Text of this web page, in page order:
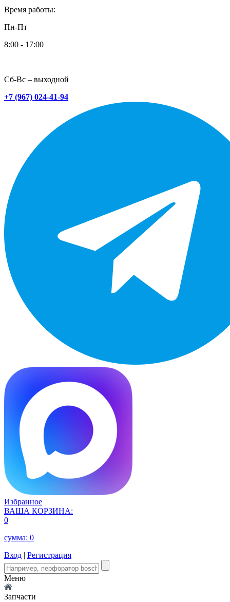
Время работы:
Пн-Пт
8:00 - 17:00
Сб-Вс – выходной
+7 (967) 024-41-94
Избранное
ВАША КОРЗИНА:
0
сумма: 0
Вход | Регистрация
Меню
Запчасти